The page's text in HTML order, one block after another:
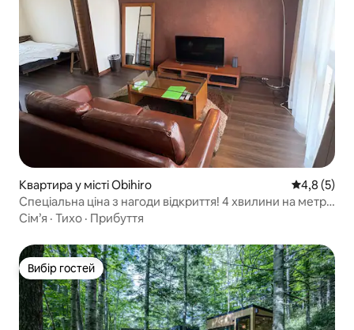
Квартира у місті Obihiro Середня
4,8 (5)
Спеціальна ціна з нагоди відкриття! 4 хвилини на метро
до станції! Чудове розташування! Безкоштовна
спальнею та 1 кухнею, 36 кв. м, обладнана
кондиціонером
Сім’я · Тихо · Прибуття
Вибір гостей
Вибір гостей